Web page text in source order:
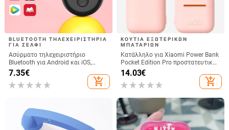
BLUETOOTH ΤΗΛΕΧΕΙΡΙΣΤΉΡΙΑ
ΓΙΑ ΣΈΛΦΙ
Ασύρματο τηλεχειριστήριο
Bluetooth για Android και iOS,
συμβατό με selfies και
βιντεοσκόπήσεις, μοντέλο 6-key
tremolo, Vernon, ABS υλικό, βάρος
7.35€
add_shopping_cart
ΚΟΥΤΙΆ ΕΞΩΤΕΡΙΚΏΝ
ΜΠΑΤΑΡΙΏΝ
Κατάλληλο για Xiaomi Power Bank
Pocket Edition Pro προστατευτική
θήκη σιλικόνης 33W 10000mA
αντιολισθητική προστατευτική
θήκη για Power Bank
14.03€
add_shopping_cart